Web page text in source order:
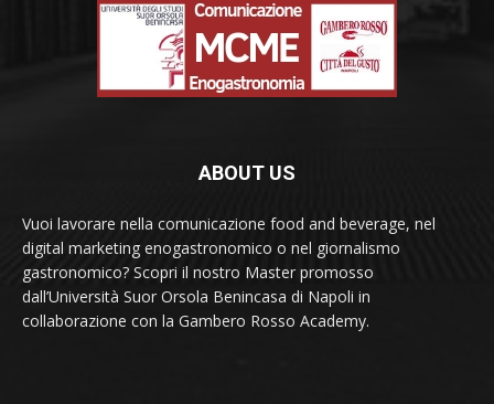
ABOUT US
Vuoi lavorare nella comunicazione food and beverage, nel
digital marketing enogastronomico o nel giornalismo
gastronomico? Scopri il nostro Master promosso
dall’Università Suor Orsola Benincasa di Napoli in
collaborazione con la Gambero Rosso Academy.